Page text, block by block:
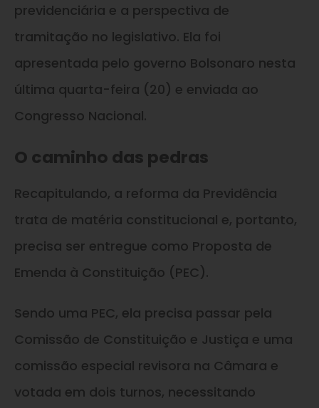
previdenciária e a perspectiva de
tramitação no legislativo. Ela foi
apresentada pelo governo Bolsonaro nesta
última quarta-feira (20) e enviada ao
Congresso Nacional.
O caminho das pedras
Recapitulando, a reforma da Previdência
trata de matéria constitucional e, portanto,
precisa ser entregue como Proposta de
Emenda à Constituição (PEC).
Sendo uma PEC, ela precisa passar pela
Comissão de Constituição e Justiça e uma
comissão especial revisora na Câmara e
votada em dois turnos, necessitando